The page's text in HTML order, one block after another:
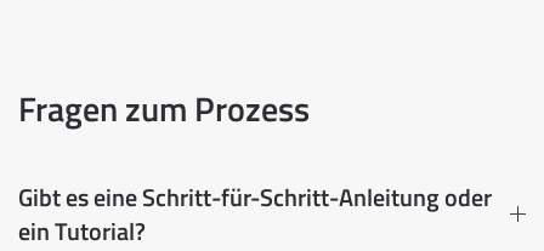
Fragen zum Prozess
Gibt es eine Schritt-für-Schritt-Anleitung oder
ein Tutorial?